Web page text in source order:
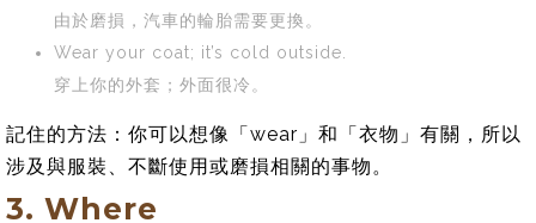
由於磨損，汽車的輪胎需要更換。
Wear your coat; it’s cold outside.
穿上你的外套；外面很冷。
記住的方法：你可以想像「wear」和「衣物」有關，所以
涉及與服裝、不斷使用或磨損相關的事物。
3. Where